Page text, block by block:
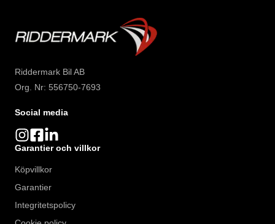
Riddermark Bil AB
Org. Nr: 556750-7693
Social media
Garantier och villkor
Köpvillkor
Garantier
Integritetspolicy